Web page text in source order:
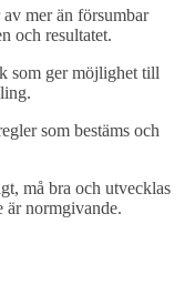
mer än försumbar
och resultatet.
som ger möjlighet till
som bestäms och
må bra och utvecklas
är normgivande.